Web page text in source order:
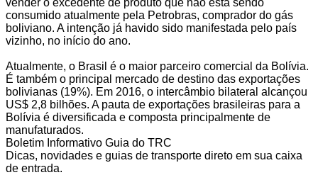
vender o excedente de produto que não está sendo
consumido atualmente pela Petrobras, comprador do gás
boliviano. A intenção já havido sido manifestada pelo país
vizinho, no início do ano.
Atualmente, o Brasil é o maior parceiro comercial da Bolívia.
É também o principal mercado de destino das exportações
bolivianas (19%). Em 2016, o intercâmbio bilateral alcançou
US$ 2,8 bilhões. A pauta de exportações brasileiras para a
Bolívia é diversificada e composta principalmente de
manufaturados.
Boletim Informativo Guia do TRC
Dicas, novidades e guias de transporte direto em sua caixa
de entrada.